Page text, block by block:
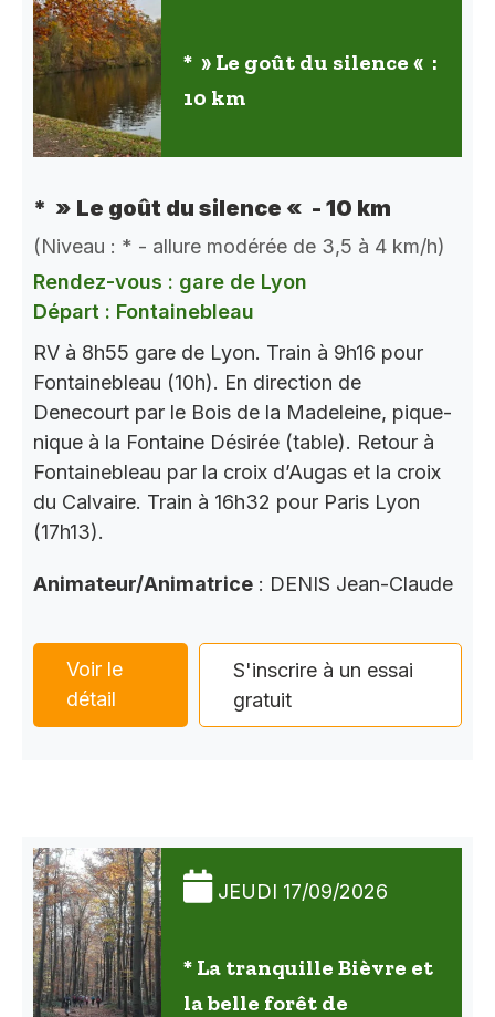
* » Le goût du silence « :
10 km
* » Le goût du silence « - 10 km
(Niveau : * - allure modérée de 3,5 à 4 km/h)
Rendez-vous : gare de Lyon
Départ : Fontainebleau
RV à 8h55 gare de Lyon. Train à 9h16 pour
Fontainebleau (10h). En direction de
Denecourt par le Bois de la Madeleine, pique-
nique à la Fontaine Désirée (table). Retour à
Fontainebleau par la croix d’Augas et la croix
du Calvaire. Train à 16h32 pour Paris Lyon
(17h13).
Animateur/Animatrice : DENIS Jean-Claude
Voir le
détail
S'inscrire à un essai
gratuit
JEUDI 17/09/2026
* La tranquille Bièvre et
la belle forêt de